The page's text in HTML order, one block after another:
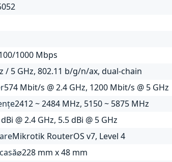
1000 Mbps
/ 5 GHz, 802.11 b/g/n/ax, dual-chain
574 Mbit/s @ 2.4 GHz, 1200 Mbit/s @ 5 GHz
2412 ~ 2484 MHz, 5150 ~ 5875 MHz
@ 2.4 GHz, 5.5 dBi @ 5 GHz
Mikrotik RouterOS v7, Level 4
⌀228 mm x 48 mm